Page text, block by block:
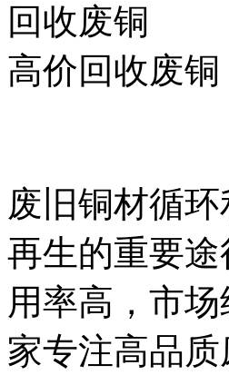
回收废铜
高价回收废铜
废旧铜材循
再生的重要
用率高，市
家专注高品